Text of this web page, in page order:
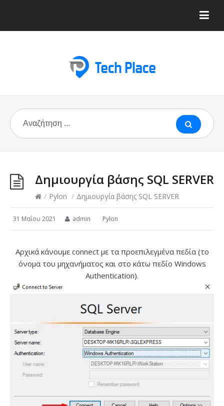
Δημιουργία βάσης SQL SERVER
/ Pylon / Δημιουργία βάσης SQL SERVER
31 Μαΐου 2021 admin Pylon
Αρχικά κάνουμε connect με τα προεπιλεγμένα πεδία (το
όνομα του μηχανήματος και στο κάτω πεδίο Windows
Authentication).